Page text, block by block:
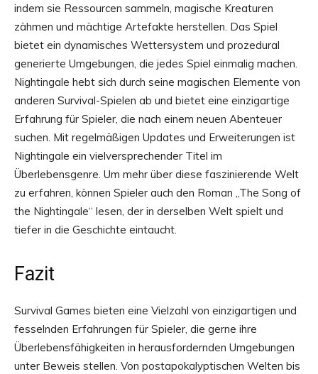
indem sie Ressourcen sammeln, magische Kreaturen
zähmen und mächtige Artefakte herstellen. Das Spiel
bietet ein dynamisches Wettersystem und prozedural
generierte Umgebungen, die jedes Spiel einmalig machen.
Nightingale hebt sich durch seine magischen Elemente von
anderen Survival-Spielen ab und bietet eine einzigartige
Erfahrung für Spieler, die nach einem neuen Abenteuer
suchen. Mit regelmäßigen Updates und Erweiterungen ist
Nightingale ein vielversprechender Titel im
Überlebensgenre. Um mehr über diese faszinierende Welt
zu erfahren, können Spieler auch den Roman „The Song of
the Nightingale“ lesen, der in derselben Welt spielt und
tiefer in die Geschichte eintaucht.
Fazit
Survival Games bieten eine Vielzahl von einzigartigen und
fesselnden Erfahrungen für Spieler, die gerne ihre
Überlebensfähigkeiten in herausfordernden Umgebungen
unter Beweis stellen. Von postapokalyptischen Welten bis